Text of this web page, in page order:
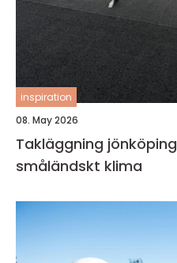
inspiration
08. May 2026
Takläggning jönköping trygga tak för
småländskt klima